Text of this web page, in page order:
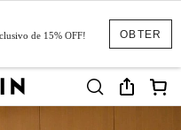
OBTER
de 15% OFF!